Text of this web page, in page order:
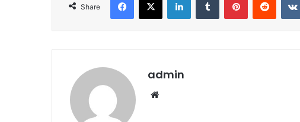
Share
admin